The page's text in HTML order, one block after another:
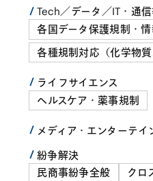
Tech／データ／IT・通
各国データ保護規制・
各種規制対応（化学物質
ライフサイエンス
ヘルスケア・薬事規制
メディア・エンターテイ
紛争解決
民商事紛争全般
クロ